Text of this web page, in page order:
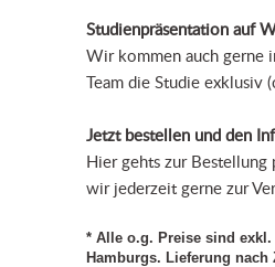
Studienpräsentation auf
Wir kommen auch gerne
Team die Studie exklusiv
Jetzt bestellen und den
Hier gehts zur Bestellung
wir jederzeit gerne zur
* Alle o.g. Preise sind
Hamburgs. Lieferung nach